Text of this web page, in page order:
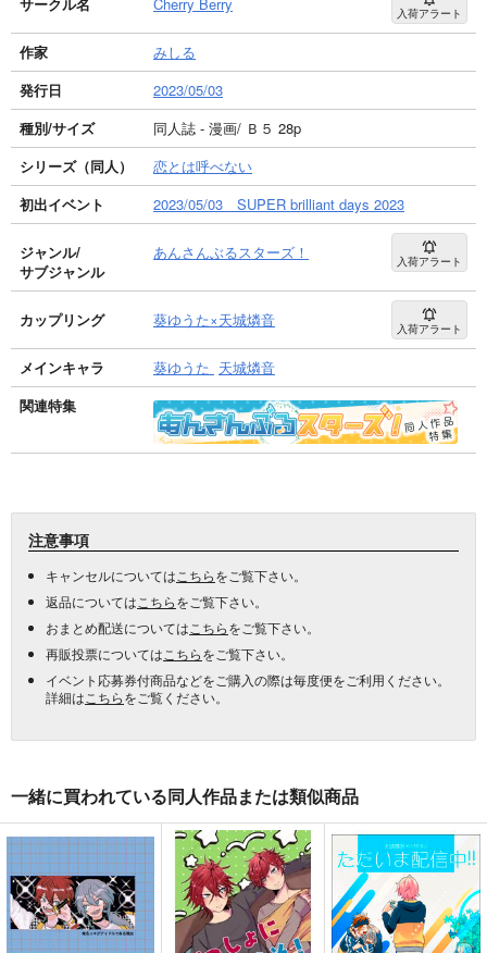
入荷アラート
作家
みしる
発行日
2023/05/03
種別/サイズ
同人誌 - 漫画/ Ｂ５ 28p
シリーズ（同人）
恋とは呼べない
初出イベント
2023/05/03 SUPER brilliant days 2023
ジャンル/
サブジャンル
あんさんぶるスターズ！ 入荷アラート
カップリング 葵ゆうた×天城燐音 入荷アラート
メインキャラ 葵ゆうた 天城燐音
関連特集
注意事項
キャンセルについては こちらをご覧下さい。
返品については こちらをご覧下さい。
おまとめ配送については こちらをご覧下さい。
再販投票については こちらをご覧下さい。
イベント応募券付商品などをご購入の際は毎度便をご利用ください。
詳細は こちらをご覧ください。
一緒に買われている同人作品または類似商品